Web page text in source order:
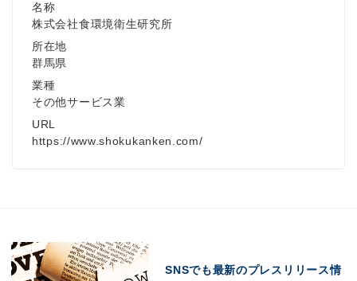
名称
株式会社食環境衛生研究所
所在地
群馬県
業種
その他サービス業
URL
https://www.shokukanken.com/
SNSでも最新のプレスリリース情